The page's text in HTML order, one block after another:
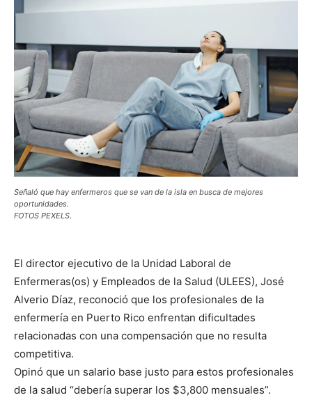
Señaló que hay enfermeros que se van de la isla en busca de mejores
oportunidades.
FOTOS PEXELS.
El director ejecutivo de la Unidad Laboral de
Enfermeras(os) y Empleados de la Salud (ULEES), José
Alverio Díaz, reconoció que los profesionales de la
enfermería en Puerto Rico enfrentan dificultades
relacionadas con una compensación que no resulta
competitiva.
Opinó que un salario base justo para estos profesionales
de la salud “debería superar los $3,800 mensuales”.